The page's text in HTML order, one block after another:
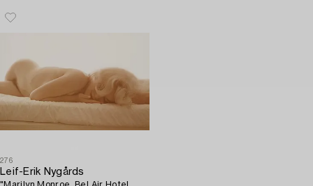
276
Leif-Erik Nygårds